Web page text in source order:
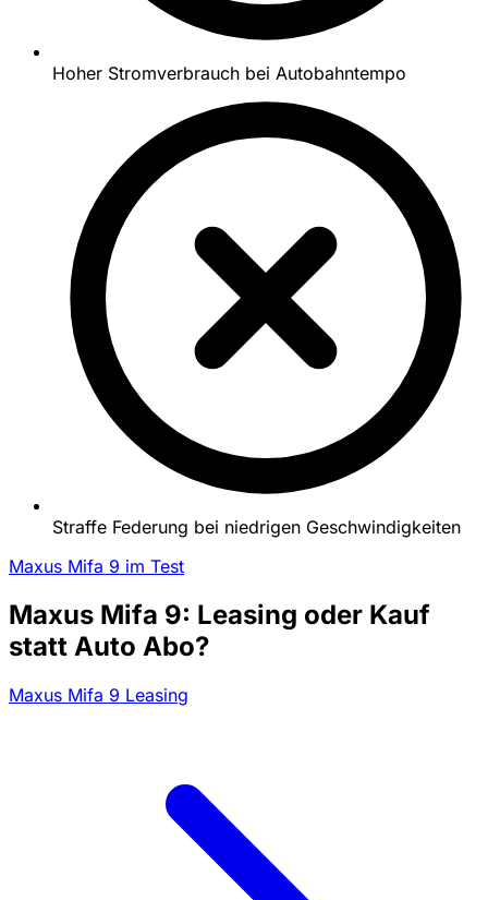
Hoher Stromverbrauch bei Autobahntempo
Straffe Federung bei niedrigen Geschwindigkeiten
Maxus Mifa 9 im Test
Maxus Mifa 9: Leasing oder Kauf
statt Auto Abo?
Maxus Mifa 9 Leasing